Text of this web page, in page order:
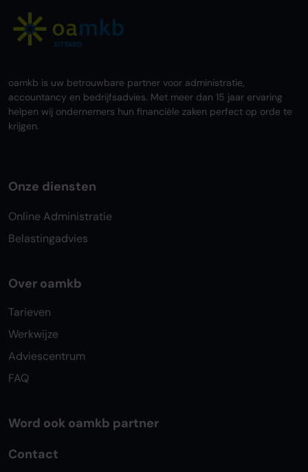
SITTARD
oamkb is uw betrouwbare partner voor administratie,
accountancy en bedrijfsadvies. Met meer dan 15 jaar ervaring
helpen wij ondernemers hun financiële zaken perfect op orde te
krijgen.
Onze diensten
Online Administratie
Belastingadvies
Over oamkb
Tarieven
Werkwijze
Adviescentrum
FAQ
Word ook oamkb partner
Contact